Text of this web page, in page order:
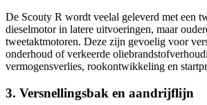
De Scouty R wordt veelal geleverd met een
dieselmotor in latere uitvoeringen, maar
tweetaktmotoren. Deze zijn gevoelig voor
onderhoud of verkeerde
vermogensverlies, rookontwikkeling en
3. Versnellingsbak en aandrijflijn